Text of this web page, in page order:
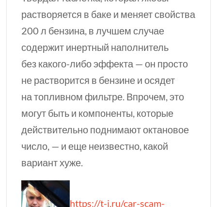
растворяется в баке и меняет свойства
200 л бензина, в лучшем случае
содержит инертный наполнитель
без какого-либоэффекта — он просто
не растворится в бензине и осядет
на топливном фильтре. Впрочем, это
могут быть и компоненты, которые
действительно поднимают октановое
число, — и еще неизвестно, какой
вариант хуже.
https://t-j.ru/car-scam-